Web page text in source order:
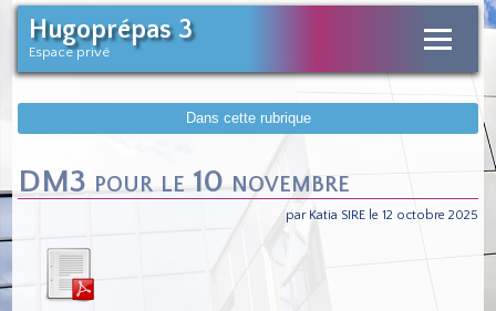
Hugoprépas 3
Espace privé
Dans cette rubrique
DM3 pour le 10 novembre
par Katia SIRE le 12 octobre 2025